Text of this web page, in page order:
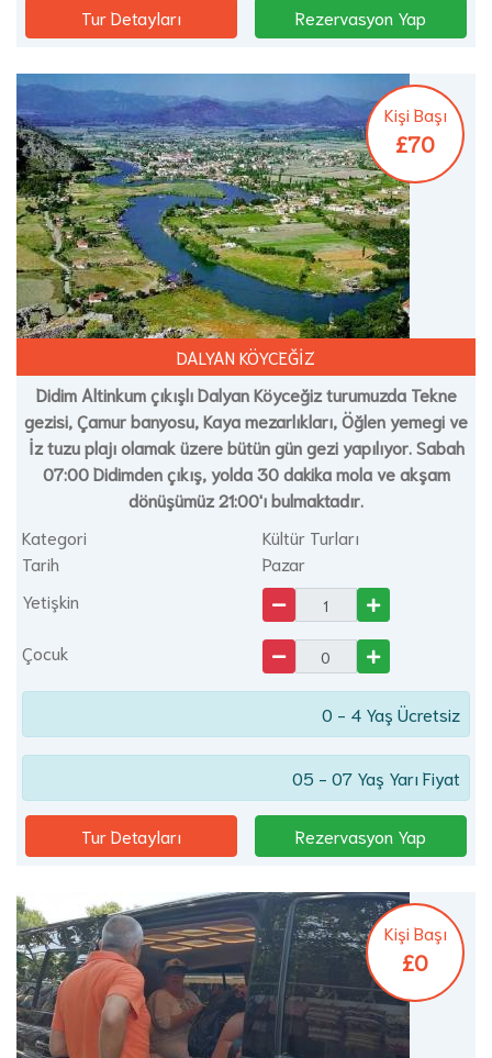
Tur Detayları Rezervasyon Yap
DALYAN KÖYCEĞİZ
Didim Altinkum çıkışlı Dalyan Köyceğiz turumuzda Tekne
gezisi, Çamur banyosu, Kaya mezarlıkları, Öğlen yemegi ve
İz tuzu plajı olamak üzere bütün gün gezi yapılıyor. Sabah
07:00 Didimden çıkış, yolda 30 dakika mola ve akşam
dönüşümüz 21:00'ı bulmaktadır.
Kişi Başı
£70
Kategori
Kültür Turları
Tarih
Pazar
Yetişkin
Çocuk
0 - 4 Yaş Ücretsiz
05 - 07 Yaş Yarı Fiyat
Tur Detayları Rezervasyon Yap
Kişi Başı
£0